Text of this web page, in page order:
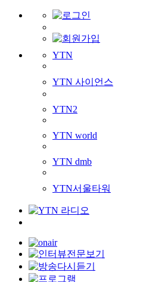
YTN
YTN 사이언스
YTN2
YTN world
YTN dmb
YTN서울타워